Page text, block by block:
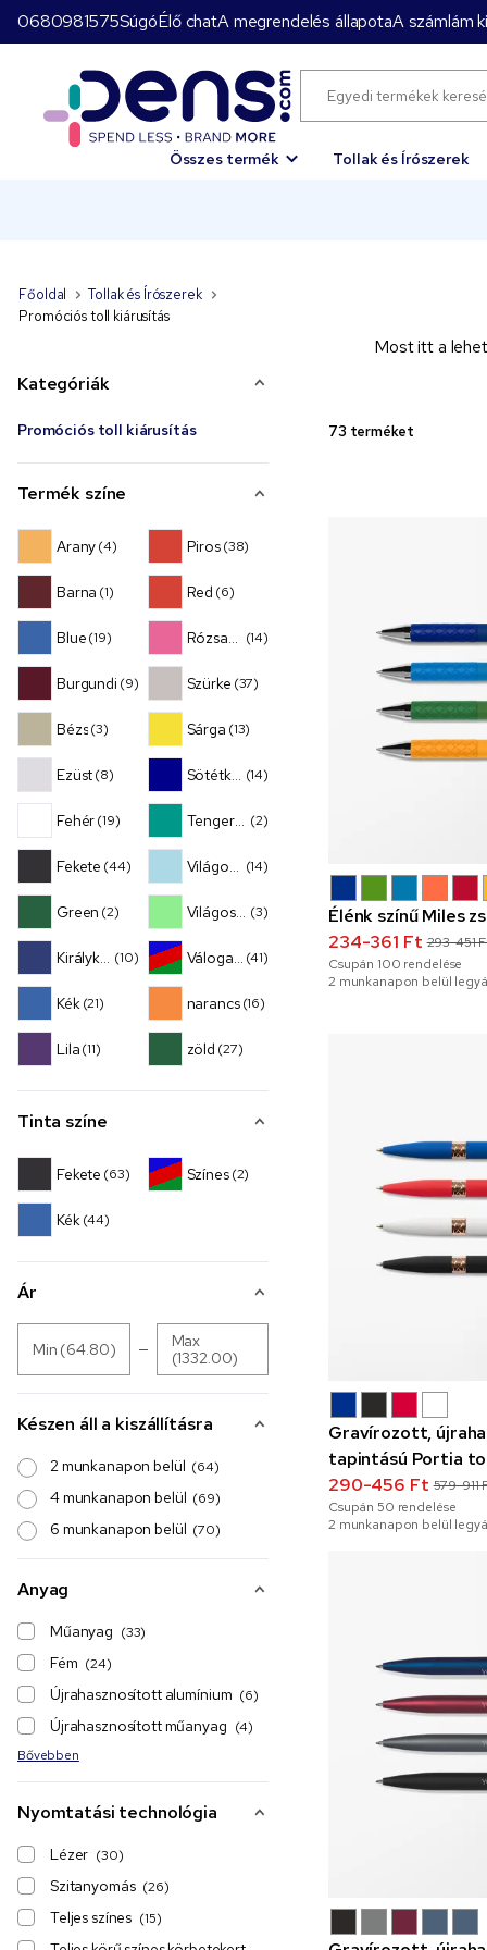
0680981575SúgóÉlő chatA megrendelés állapotaA számlám
Összes termék Tollak és Írószerek
Főoldal
Tollak és Írószerek
Promóciós toll kiárusítás
Kategóriák
Promóciós toll kiárusítás
Termék színe
Arany(4)
Barna (1)
Blue(19)
Burgundi (9)
Bézs(3)
Ezüst(8)
Fehér(19)
Fekete (44)
Green (2)
Királykék (10)
Kék (21)
Lila(11)
Piros (38)
Red (6)
Rózsaszín(14)
Szürke (37)
Sárga (13)
Sötétkék (14)
Tengerzöld
(2)
Világoskék(14)
Világoszöld
(3)
Válogatott(41)
narancs (16)
zöld (27)
Tinta színe
Fekete (63)
Kék (44)
Színes (2)
Ár
Min (64.80)
Max
(1332.00)
Készen áll a kiszállításra
2 munkanapon belül (64)
4 munkanapon belül (69)
6 munkanapon belül (70)
Anyag
Műanyag (33)
Fém (24)
Újrahasznosított alumínium (6)
Újrahasznosított műanyag (4)
Bővebben
Nyomtatási technológia
Lézer (30)
Szitanyomás (26)
Teljes színes (15)
Most itt a
73 terméket
Élénk színű Miles
234-361 Ft 293-451
Csupán 100 rendelése
2 munkanapon belül
Gravírozott,
tapintású Portia
díszítéssel
290-456 Ft 579-911
Csupán50 rendelése
2 munkanapon belül